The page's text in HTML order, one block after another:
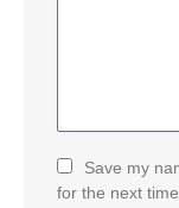
Save my
for the next